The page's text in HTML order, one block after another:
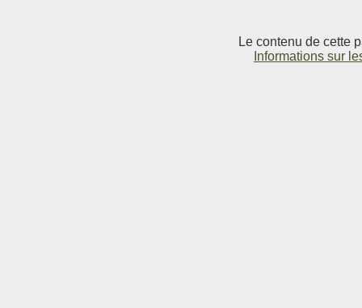
Le contenu de cette
Informations sur